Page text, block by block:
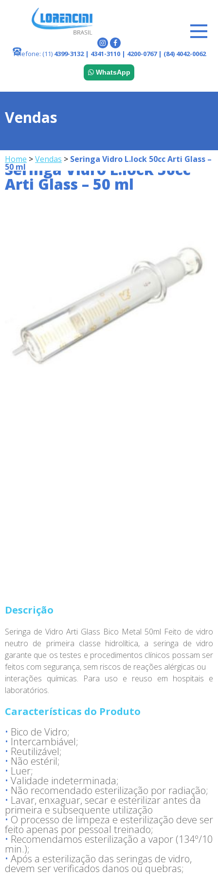
Telefone: (11) 4399-3132 | 4341-3110 | 4200-0767 | (84) 4042-0062
WhatsApp
Vendas
Home >Vendas > Seringa Vidro L.lock 50cc Arti Glass –
50 ml
Menu Vendas
Seringa Vidro L.lock 50cc
Arti Glass – 50 ml
Descrição
Seringa de Vidro Arti Glass Bico Metal 50ml Feito de vidro
neutro de primeira classe hidrolítica, a seringa de vidro
garante que os testes e procedimentos clínicos possam ser
feitos com segurança, sem riscos de reações alérgicas ou
interações químicas. Para uso e reuso em hospitais e
laboratórios.
Características do Produto
Bico de Vidro;
Intercambiável;
Reutilizável;
Não estéril;
Luer;
Validade indeterminada;
Não recomendado esterilização por radiação;
Lavar, enxaguar, secar e esterilizar antes da
primeira e subsequente utilização
O processo de limpeza e esterilização deve ser
feito apenas por pessoal treinado;
Recomendamos esterilização a vapor (134º/10
min.);
Após a esterilização das seringas de vidro,
devem ser verificados danos ou quebras;